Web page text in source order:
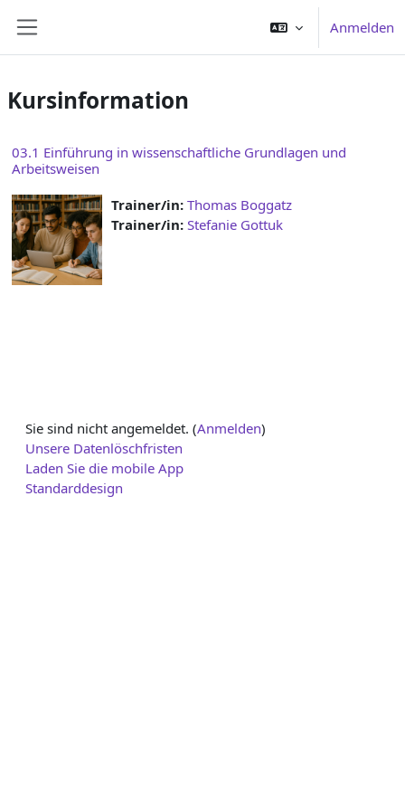
Anmelden
Kursinformation
03.1 Einführung in wissenschaftliche Grundlagen und
Arbeitsweisen
Trainer/in: Thomas Boggatz
Trainer/in: Stefanie Gottuk
Sie sind nicht angemeldet. (Anmelden)
Unsere Datenlöschfristen
Laden Sie die mobile App
Standarddesign